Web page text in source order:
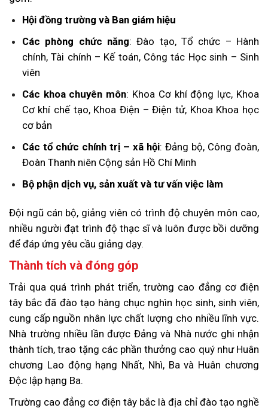
Hội đồng trường và Ban giám hiệu
Các phòng chức năng: Đào tạo, Tổ chức – Hành
chính, Tài chính – Kế toán, Công tác Học sinh – Sinh
viên
Các khoa chuyên môn: Khoa Cơ khí động lực, Khoa
Cơ khí chế tạo, Khoa Điện – Điện tử, Khoa Khoa học
cơ bản
Các tổ chức chính trị – xã hội: Đảng bộ, Công đoàn,
Đoàn Thanh niên Cộng sản Hồ Chí Minh
Bộ phận dịch vụ, sản xuất và tư vấn việc làm
Đội ngũ cán bộ, giảng viên có trình độ chuyên môn cao,
nhiều người đạt trình độ thạc sĩ và luôn được bồi dưỡng
để đáp ứng yêu cầu giảng dạy.
Thành tích và đóng góp
Trải qua quá trình phát triển, trường cao đẳng cơ điện
tây bắc đã đào tạo hàng chục nghìn học sinh, sinh viên,
cung cấp nguồn nhân lực chất lượng cho nhiều lĩnh vực.
Nhà trường nhiều lần được Đảng và Nhà nước ghi nhận
thành tích, trao tặng các phần thưởng cao quý như Huân
chương Lao động hạng Nhất, Nhì, Ba và Huân chương
Độc lập hạng Ba.
Trường cao đẳng cơ điện tây bắc là địa chỉ đào tạo nghề